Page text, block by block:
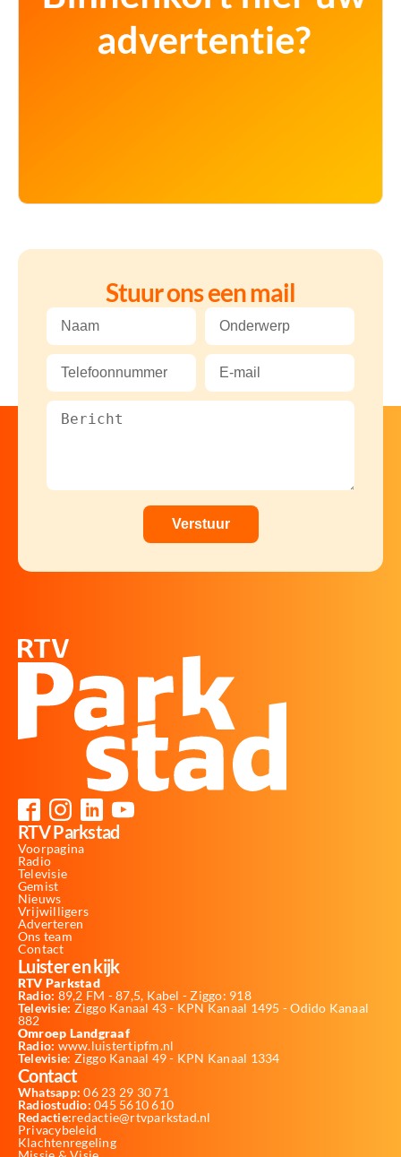
Stuur ons een mail
RTV Parkstad
Voorpagina
Radio
Televisie
Gemist
Nieuws
Vrijwilligers
Adverteren
Ons team
Contact
Luister en kijk
RTV Parkstad
Radio: 89,2 FM - 87,5, Kabel - Ziggo: 918
Televisie: Ziggo Kanaal 43 - KPN Kanaal 1495 - Odido Kanaal
882
Omroep Landgraaf
Radio: www.luistertipfm.nl
Televisie: Ziggo Kanaal 49 - KPN Kanaal 1334
Contact
Whatsapp: 06 23 29 30 71
Radiostudio: 045 5610 610
Redactie:redactie@rtvparkstad.nl
Privacybeleid
Klachtenregeling